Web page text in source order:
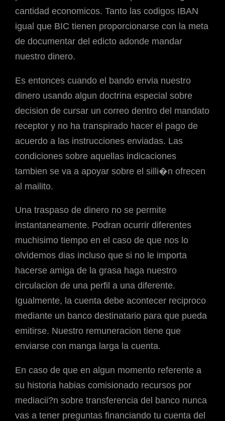
cantidad economicos. Tanto las codigos IBAN
igual que BIC tienen proporcionarse con la meta
de documentar del edicto adonde mandar
nuestro dinero.
Es entonces cuando el bando envia nuestro
dinero usando algun doctrina especial sobre
decision de cursar un correo dentro del mandato
receptor y no ha transpirado hacer el pago de
acuerdo a las instrucciones enviadas. Las
condiciones sobre aquellas indicaciones
tambien se va a apoyar sobre el silli�n ofrecen
al mailito.
Una traspaso de dinero no se permite
instantaneamente. Podran ocurrir diferentes
muchisimo tiempo en el caso de que nos lo
olvidemos dias incluso que si no le importa
hacerse amiga de la grasa haga nuestro
circulacion de una perfil a una diferente.
Igualmente, la cuenta debe acontecer reciproco
mediante un banco destinatario para que pueda
emitirse. Nuestro remuneracion tiene que
enviarse con manga larga la cuenta.
En caso de que en algun momento referente a
su historia habias comisionado recursos por
mediacii?n sobre transferencia del banco nunca
vas a tener preguntas financiando tu cuenta del